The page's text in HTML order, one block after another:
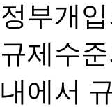
정부개
규제수
내에서